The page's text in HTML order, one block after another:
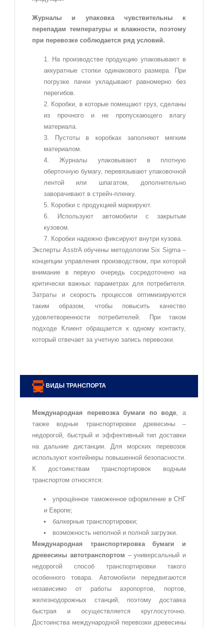
Журналы и упаковка чувствительны к
перепадам температуры и влажности, поэтому
при перевозке соблюдается ряд условий.
На производстве продукцию упаковывают в
аккуратные стопки одинакового размера. При
погрузке пачки укладывают равномерно без
перегибов.
Коробки, в которые помещают груз, сделаны
из прочного и не пропускающего влагу
материала.
Пустоты в коробках заполняют мягким
материалом.
Журналы упаковывают в плотную
оберточную бумагу, перевязывают упаковочной
лентой или шпагатом, дополнительно
заворачивают в стрейч-пленку.
Коробки с продукцией маркируют.
Используют автомобили с закрытым
кузовом.
Коробки надежно фиксируют внутри кузова.
Эксперты AsstrA обучены методологии Six Sigma –
концепции управления производством, при которой
внимание в первую очередь сосредоточено на
критически важных параметрах для потребителя.
Затраты и скорость процессов оптимизируются
таким образом, чтобы повысить качество
удовлетворенности потребителей. При таком
подходе Клиент обращается к одному контакту,
который отвечает за учетную запись перевозки.
ВИДЫ ТРАНСПОРТА
Международная перевозка бумаги по воде , а
также водные транспортировки древесины –
недорогой, быстрый и эффективный тип доставки
на дальние дистанции. Для морских перевозок
используют контейнеры повышенной безопасности.
К достоинствам транспортировок водным
транспортом относятся:
упрощённое таможенное оформление в СНГ
и Европе;
балкерные транспортировки;
возможность неполной и полной загрузки.
Международная транспортировка бумаги и
древесины автотранспортом – универсальный и
недорогой способ транспортировки такого
особенного товара. Автомобили передвигаются
независимо от работы аэропортов, портов,
железнодорожных станций, поэтому доставка
быстрая и осуществляется круглосуточно.
Достоинства международной перевозки древесины